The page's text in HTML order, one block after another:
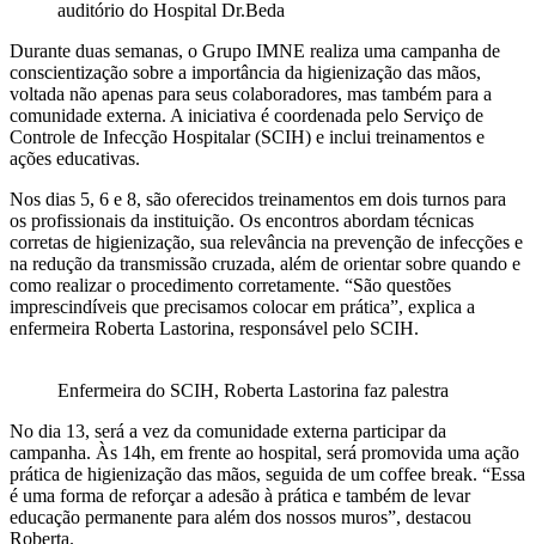
auditório do Hospital Dr.Beda
Durante duas semanas, o Grupo IMNE realiza uma campanha de
conscientização sobre a importância da higienização das mãos,
voltada não apenas para seus colaboradores, mas também para a
comunidade externa. A iniciativa é coordenada pelo Serviço de
Controle de Infecção Hospitalar (SCIH) e inclui treinamentos e
ações educativas.
Nos dias 5, 6 e 8, são oferecidos treinamentos em dois turnos para
os profissionais da instituição. Os encontros abordam técnicas
corretas de higienização, sua relevância na prevenção de infecções e
na redução da transmissão cruzada, além de orientar sobre quando e
como realizar o procedimento corretamente. “São questões
imprescindíveis que precisamos colocar em prática”, explica a
enfermeira Roberta Lastorina, responsável pelo SCIH.
Enfermeira do SCIH, Roberta Lastorina faz palestra
No dia 13, será a vez da comunidade externa participar da
campanha. Às 14h, em frente ao hospital, será promovida uma ação
prática de higienização das mãos, seguida de um coffee break. “Essa
é uma forma de reforçar a adesão à prática e também de levar
educação permanente para além dos nossos muros”, destacou
Roberta.